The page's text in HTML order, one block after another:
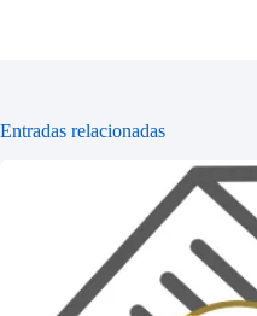
Entradas relacionadas